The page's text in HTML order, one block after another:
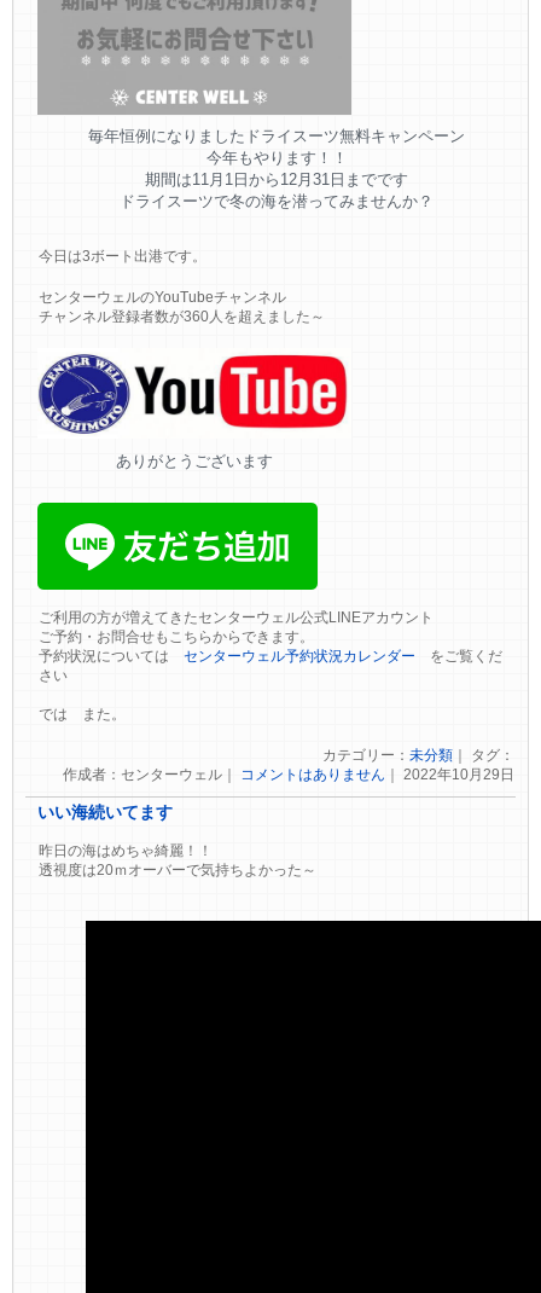
毎年恒例になりましたドライスーツ無料キャンペーン
今年もやります！！
期間は11月1日から12月31日までです
ドライスーツで冬の海を潜ってみませんか？
今日は3ボート出港です。
センターウェルのYouTubeチャンネル
チャンネル登録者数が360人を超えました～
ありがとうございます
ご利用の方が増えてきたセンターウェル公式LINEアカウント
ご予約・お問合せもこちらからできます。
予約状況についてはセンターウェル予約状況カレンダー をご覧くだ
さい
では また。
カテゴリー： 未分類｜ タグ：
作成者：センターウェル｜
コメントはありません ｜ 2022年10月29日
いい海続いてます
昨日の海はめちゃ綺麗！！
透視度は20ｍオーバーで気持ちよかった～